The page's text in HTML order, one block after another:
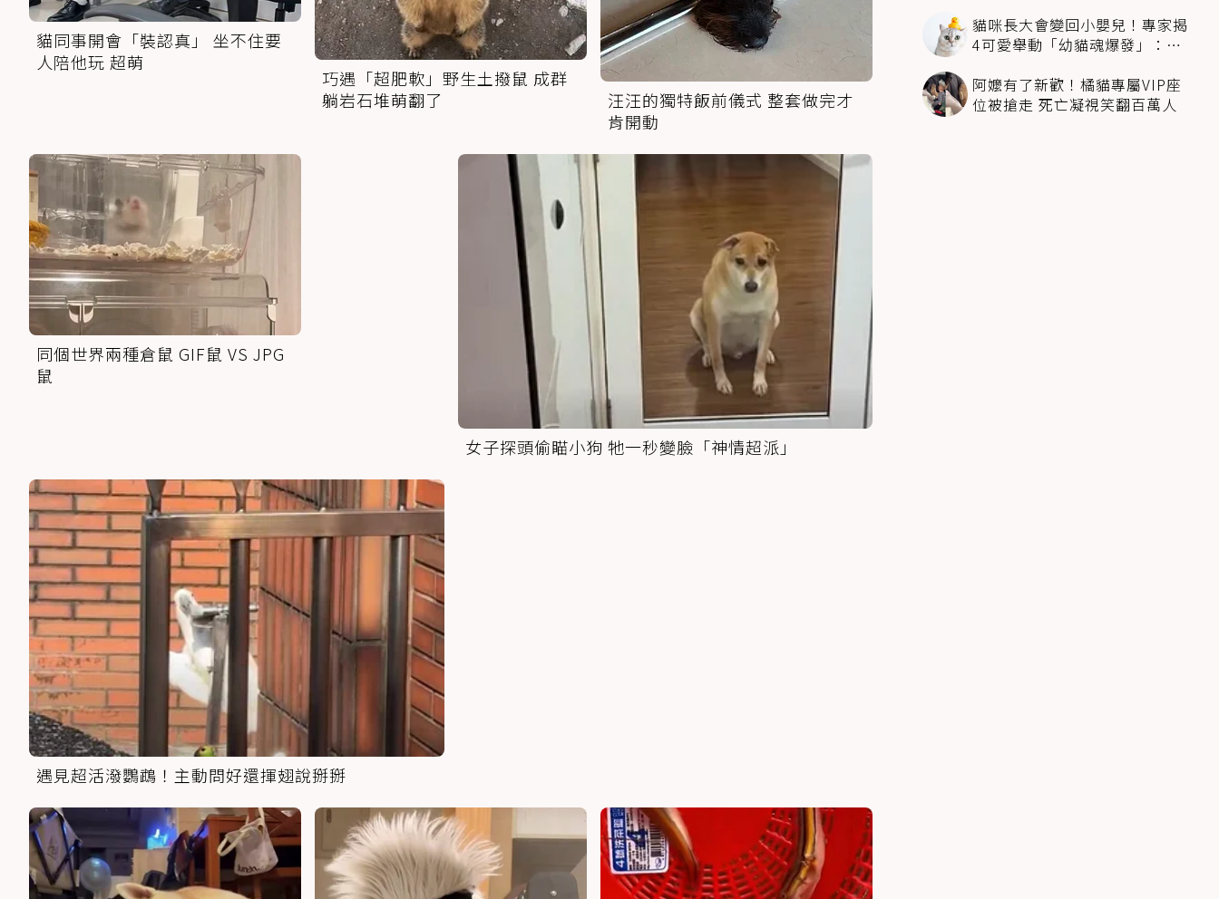
貓同事開會「裝認真」 坐不住要
人陪他玩 超萌
巧遇「超肥軟」野生土撥鼠 成群
躺岩石堆萌翻了
汪汪的獨特飯前儀式 整套做完才
肯開動
同個世界兩種倉鼠 GIF鼠 VS JPG
鼠
女子探頭偷瞄小狗 牠一秒變臉「神情超派」
遇見超活潑鸚鵡！主動問好還揮翅說掰掰
貓咪長大會變回小嬰兒！專家揭
4可愛舉動「幼貓魂爆發」：本
阿嬤有了新歡！橘貓專屬VIP座
位被搶走 死亡凝視笑翻百萬人